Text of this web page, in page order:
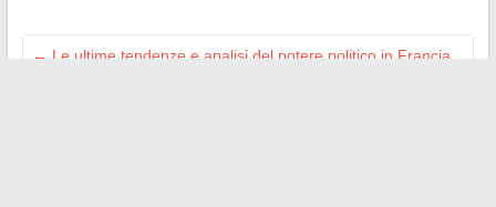
← Le ultime tendenze e analisi del potere politico in Francia